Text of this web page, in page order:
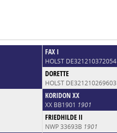
FAX I
HOLST DE321210372054
DORETTE
HOLST DE321210269603
KORIDON XX
XX BB1901 1901
FRIEDHILDE II
NWP 33693B 1901